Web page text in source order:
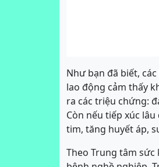
Như bạn đã biết,
lao động cảm thấy
ra các triệu chứng:
Còn nếu tiếp xúc
tim, tăng huyết áp,
Theo Trung tâm